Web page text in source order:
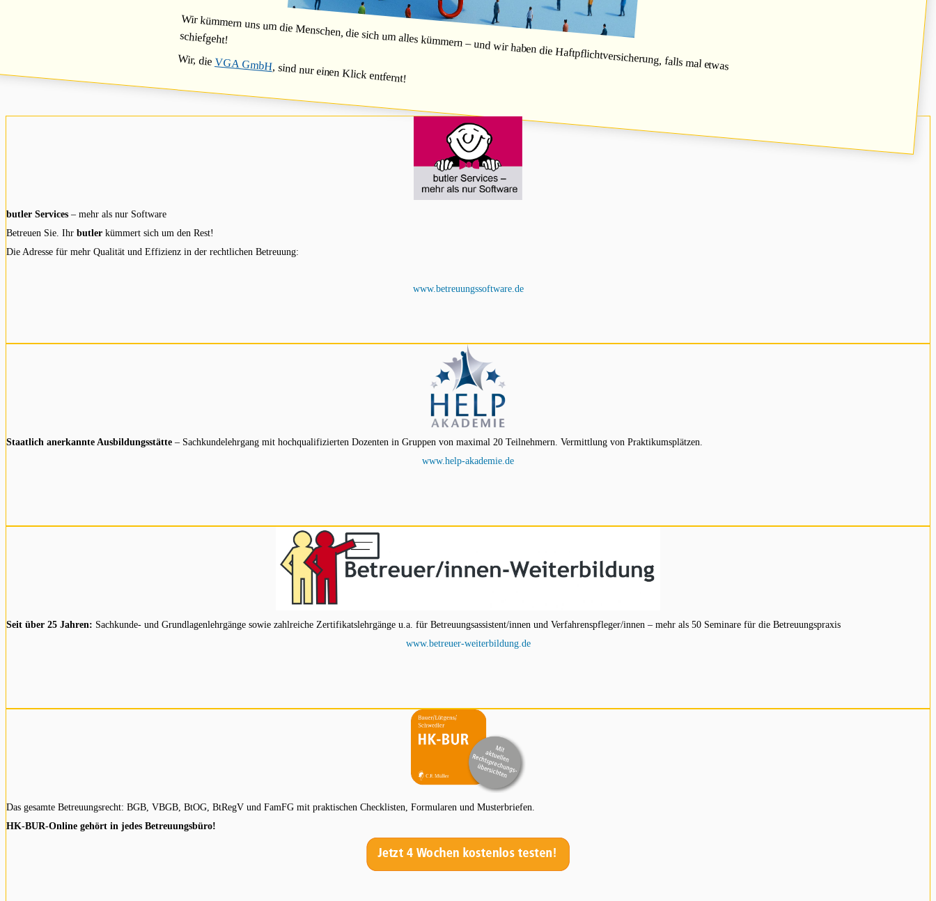
Wir kümmern uns um die Menschen, die sich um alles kümmern – und wir haben die Haftpflichtversicherung, falls mal etwas
schiefgeht!
Wir, dieVGA GmbH, sind nur einen Klick entfernt!
butler Services – mehr als nur Software
Betreuen Sie. Ihr butler kümmert sich um den Rest!
Die Adresse für mehr Qualität und Effizienz in der rechtlichen Betreuung:
www.betreuungssoftware.de
Staatlich anerkannte Ausbildungsstätte – Sachkundelehrgang mit hochqualifizierten Dozenten in Gruppen von maximal 20 Teilnehmern. Vermittlung von Praktikumsplätzen.
www.help-akademie.de
Seit über 25 Jahren: Sachkunde- und Grundlagenlehrgänge sowie zahlreiche Zertifikatslehrgänge u.a. für Betreuungsassistent/innen und Verfahrenspfleger/innen – mehr als 50 Seminare für die Betreuungspraxis
www.betreuer-weiterbildung.de
Das gesamte Betreuungsrecht: BGB, VBGB, BtOG, BtRegV und FamFG mit praktischen Checklisten, Formularen und Musterbriefen.
HK-BUR-Online gehört in jedes Betreuungsbüro!